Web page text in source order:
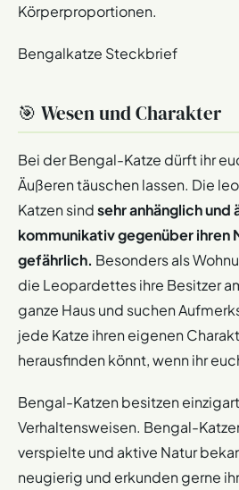
Körperproportionen.
Bengalkatze Steckbrief
🎯 Wesen und Charakter
Bei der Bengal-Katze dürft ihr
Äußeren täuschen lassen. Die
Katzen sindsehr anhänglich und
kommunikativ gegenüber ihren
gefährlich. Besonders als
die Leopardettes ihre Besitzer
ganze Haus und suchen
jede Katze ihren eigenen
herausfinden könnt, wenn ihr
Bengal-Katzen besitzen
Verhaltensweisen. Bengal-
verspielte und aktive Natur
neugierig und erkunden gerne